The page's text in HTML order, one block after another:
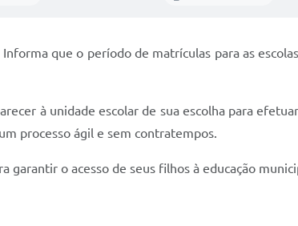
que o período de matrículas para as
à unidade escolar de sua escolha para
processo ágil e sem contratempos.
o acesso de seus filhos à educação